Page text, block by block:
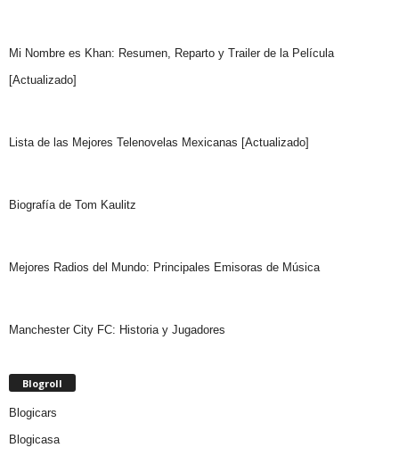
Mi Nombre es Khan: Resumen, Reparto y Trailer de la Película
[Actualizado]
Lista de las Mejores Telenovelas Mexicanas [Actualizado]
Biografía de Tom Kaulitz
Mejores Radios del Mundo: Principales Emisoras de Música
Manchester City FC: Historia y Jugadores
Blogroll
Blogicars
Blogicasa